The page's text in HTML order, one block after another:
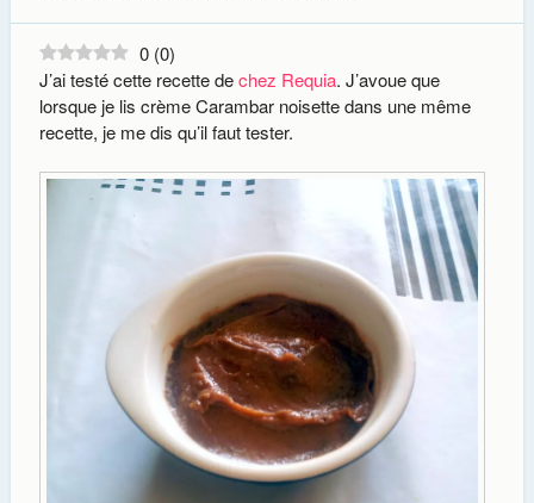
0 (0)
J’ai testé cette recette dechez Requia. J’avoue que
lorsque je lis crème Carambar noisette dans une même
recette, je me dis qu’il faut tester.